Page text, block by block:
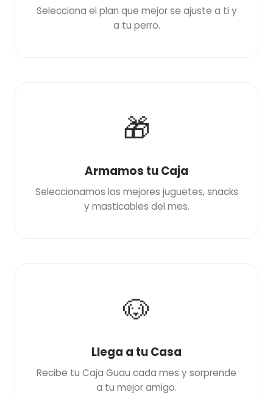
Selecciona el plan que mejor se ajuste a ti y
a tu perro.
🎁
Armamos tu Caja
Seleccionamos los mejores juguetes, snacks
y masticables del mes.
🐶
Llega a tu Casa
Recibe tu Caja Guau cada mes y sorprende
a tu mejor amigo.